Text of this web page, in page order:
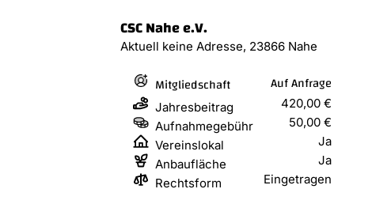
CSC Nahe e.V.
Aktuell keine Adresse, 23866 Nahe
Mitgliedschaft Auf Anfrage
Jahresbeitrag
420,00 €
Aufnahmegebühr
50,00 €
Vereinslokal
Ja
Anbaufläche
Ja
Rechtsform
Eingetragen